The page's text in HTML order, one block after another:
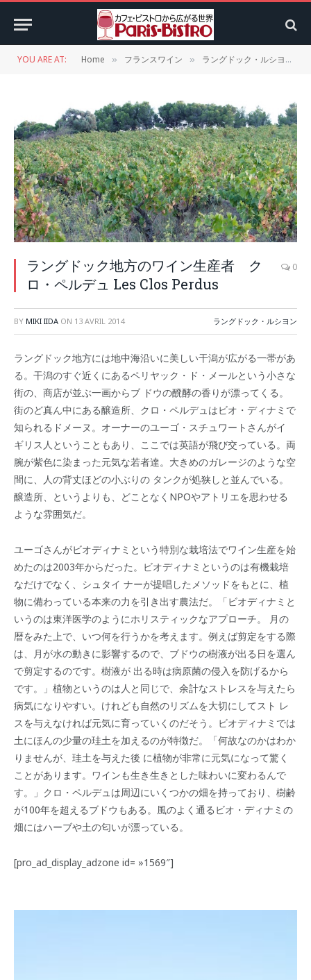
YOU ARE AT: Home » フランスワイン » ラングドック・ルシヨン
ラングドック地方のワイン生産者 ク
ロ・ペルデュ Les Clos Perdus
0
BY MIKI IIDA ON 13 AVRIL 2014 ラングドック・ルシヨン
ラングドック地方には地中海沿いに美しい干潟が広がる一帯があ
る。干潟のすぐ近くにあるペリヤック・ド・メールという小さな
街の、商店が並ぶ一画からブ ドウの醗酵の香りが漂ってくる。
街のど真ん中にある醸造所、クロ・ペルデュはビオ・ディナミで
知られるドメーヌ。オーナーのユーゴ・スチュワートさんがイ
ギリス人ということもあり、ここでは英語が飛び交っている。両
腕が紫色に染まった元気な若者達。大きめのガレージのような空
間に、人の背丈ほどの小ぶりの タンクが処狭しと並んでいる。
醸造所、というよりも、どことなくNPOやアトリエを思わせる
ような雰囲気だ。
ユーゴさんがビオディナミという特別な栽培法でワイン生産を始
めたのは2003年からだった。ビオディナミというのは有機栽培
なだけでなく、シュタイ ナーが提唱したメソッドをもとに、植
物に備わっている本来の力を引き出す農法だ。「ビオディナミと
いうのは東洋医学のようにホリスティックなアプローチ。 月の
暦をみた上で、いつ何を行うかを考えます。例えば剪定をする際
は、月が水の動きに影響するので、ブドウの樹液が出る日を選ん
で剪定するのです。樹液が 出る時は病原菌の侵入を防げるから
です。」植物というのは人と同じで、余計なストレスを与えたら
病気になりやすい。けれども自然のリズムを大切にしてスト レ
スを与えなければ元気に育っていくのだそう。ビオディナミでは
土にほんの少量の珪土を加えるのが特徴だ。「何故なのかはわか
りませんが、珪土を与えた後 に植物が非常に元気になって驚く
ことがあります。ワインも生き生きとした味わいに変わるんで
す。」クロ・ペルデュは周辺にいくつかの畑を持っており、樹齢
が100年を超えるブドウもある。風のよく通るビオ・ディナミの
畑にはハーブや土の匂いが漂っている。
[pro_ad_display_adzone id= »1569″]